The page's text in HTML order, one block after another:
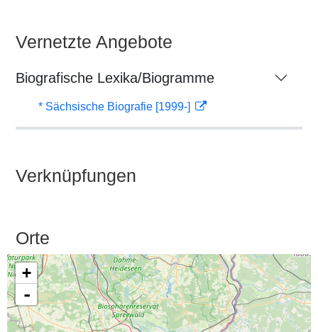
Vernetzte Angebote
Biografische Lexika/Biogramme
* Sächsische Biografie [1999-]
Verknüpfungen
Orte
+
-